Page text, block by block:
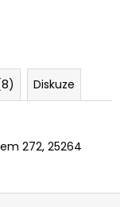
Diskuze
272, 25264